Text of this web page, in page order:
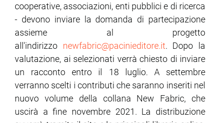
cooperative, associazioni, enti pubblici e di ricerca
- devono inviare la domanda di partecipazione
assieme al progetto
all'indirizzo newfabric@pacinieditore.it. Dopo la
valutazione, ai selezionati verrà chiesto di inviare
un racconto entro il 18 luglio. A settembre
verranno scelti i contributi che saranno inseriti nel
nuovo volume della collana New Fabric, che
uscirà a fine novembre 2021. La distribuzione